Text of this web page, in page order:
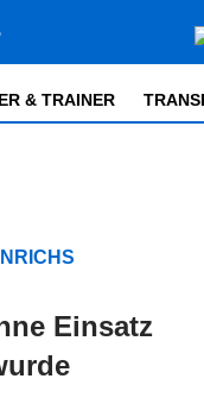
& TRAINER
Einsatz